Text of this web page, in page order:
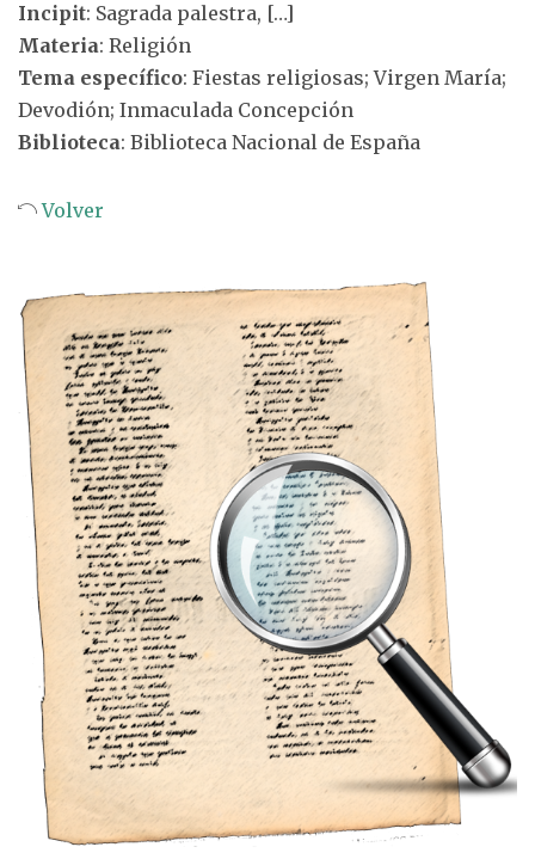
Incipit: Sagrada palestra, […]
Materia: Religión
Tema específico: Fiestas religiosas; Virgen María;
Devodión; Inmaculada Concepción
Biblioteca: Biblioteca Nacional de España
Volver